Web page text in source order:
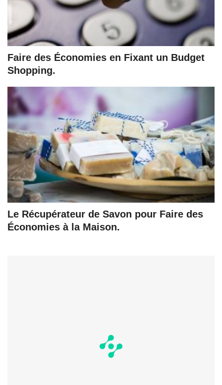
Faire des Économies en Fixant un Budget
Shopping.
Le Récupérateur de Savon pour Faire des
Économies à la Maison.